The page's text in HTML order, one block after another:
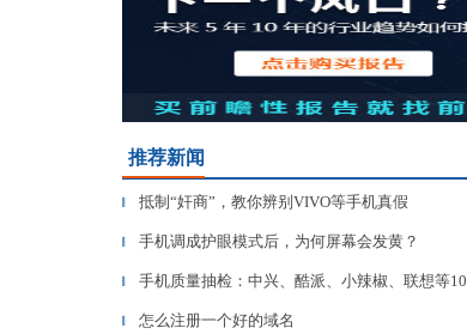
推荐新闻
▎ 抵制“奸商”，教你辨别VIVO等手机真假
▎ 手机调成护眼模式后，为何屏幕会发黄？
▎ 手机质量抽检：中兴、酷派、小辣椒、联想等10
▎ 怎么注册一个好的域名